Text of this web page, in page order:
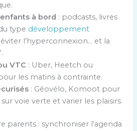
à bord : podcasts, livres
type développement
l’hyperconnexion… et la
VTC : Uber, Heetch ou
les matins à contrainte.
: Géovélo, Komoot pour
voie verte et varier les plaisirs.
parents : synchroniser l’agenda